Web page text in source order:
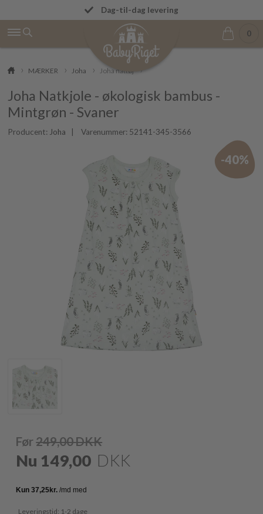
Betal først den 1. i næste måned
Dag-til-dag levering
0
MÆRKER Joha Joha nattøj
Joha Natkjole - økologisk bambus -
Mintgrøn - Svaner
Producent: Joha | Varenummer: 52141-345-3566
-40%
Før249,00DKK
Nu 149,00 DKK
Leveringstid: 1-2 dage